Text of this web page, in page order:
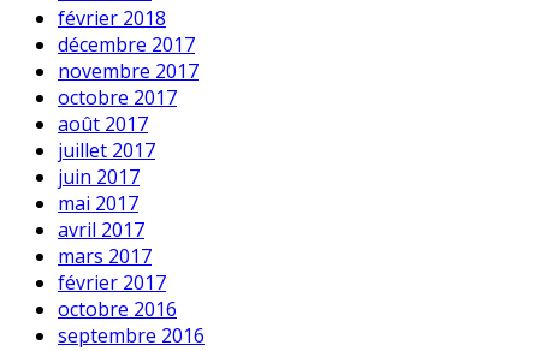
février 2018
décembre 2017
novembre 2017
octobre 2017
août 2017
juillet 2017
juin 2017
mai 2017
avril 2017
mars 2017
février 2017
octobre 2016
septembre 2016